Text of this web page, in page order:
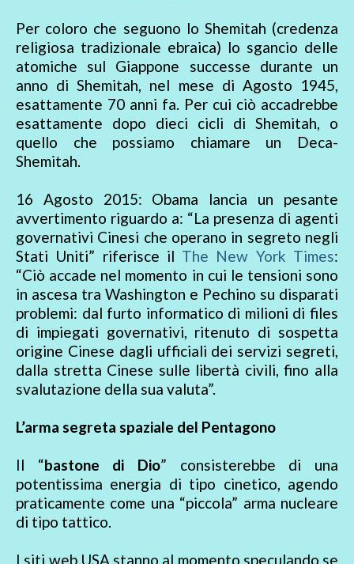
Per coloro che seguono lo Shemitah (credenza
religiosa tradizionale ebraica) lo sgancio delle
atomiche sul Giappone successe durante un
anno di Shemitah, nel mese di Agosto 1945,
esattamente 70 anni fa. Per cui ciò accadrebbe
esattamente dopo dieci cicli di Shemitah, o
quello che possiamo chiamare un Deca-
Shemitah.
16 Agosto 2015: Obama lancia un pesante
avvertimento riguardo a: “La presenza di agenti
governativi Cinesi che operano in segreto negli
Stati Uniti” riferisce il The New York Times:
“Ciò accade nel momento in cui le tensioni sono
in ascesa tra Washington e Pechino su disparati
problemi: dal furto informatico di milioni di files
di impiegati governativi, ritenuto di sospetta
origine Cinese dagli ufficiali dei servizi segreti,
dalla stretta Cinese sulle libertà civili, fino alla
svalutazione della sua valuta”.
L’arma segreta spaziale del Pentagono
Il “bastone di Dio” consisterebbe di una
potentissima energia di tipo cinetico, agendo
praticamente come una “piccola” arma nucleare
di tipo tattico.
I siti web USA stanno al momento speculando se